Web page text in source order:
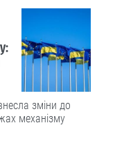
зміни до
механізму